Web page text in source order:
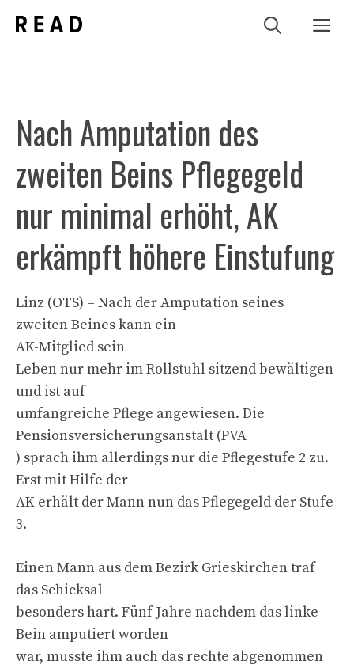
Inhalt
Nach Amputation des
zweiten Beins Pflegegeld
nur minimal erhöht, AK
erkämpft höhere Einstufung
Linz (OTS) – Nach der Amputation seines
zweiten Beines kann ein
AK-Mitglied sein
Leben nur mehr im Rollstuhl sitzend bewältigen
und ist auf
umfangreiche Pflege angewiesen. Die
Pensionsversicherungsanstalt (PVA
) sprach ihm allerdings nur die Pflegestufe 2 zu.
Erst mit Hilfe der
AK erhält der Mann nun das Pflegegeld der Stufe
3.
Einen Mann aus dem Bezirk Grieskirchen traf
das Schicksal
besonders hart. Fünf Jahre nachdem das linke
Bein amputiert worden
war, musste ihm auch das rechte abgenommen